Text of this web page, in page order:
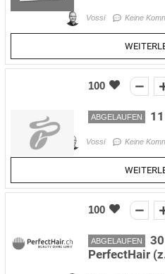
Vossi Keine
100
ABGELAUFEN
Vossi Keine
100
ABGELAUFEN
PerfectHair